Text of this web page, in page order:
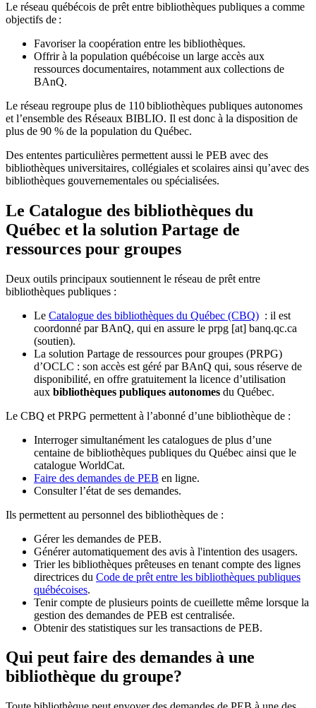
Le réseau québécois de prêt entre bibliothèques publiques a comme
objectifs de :
Favoriser la coopération entre les bibliothèques.
Offrir à la population québécoise un large accès aux
ressources documentaires, notamment aux collections de
BAnQ.
Le réseau regroupe plus de 110bibliothèques publiques autonomes
et l’ensemble des Réseaux BIBLIO. Il est donc à la disposition de
plus de 90 % de la population du Québec.
Des ententes particulières permettent aussi le PEB avec des
bibliothèques universitaires, collégiales et scolaires ainsi qu’avec des
bibliothèques gouvernementales ou spécialisées.
Le Catalogue des bibliothèques du
Québec et la solution Partage de
ressources pour groupes
Deux outils principaux soutiennent le réseau de prêt entre
bibliothèques publiques :
Le Catalogue des bibliothèques du Québec (CBQ) : il est
coordonné par BAnQ, qui en assure le prpg [at] banq.qc.ca
(soutien).
La solution Partage de ressources pour groupes (PRPG)
d’OCLC : son accès est géré par BAnQ qui, sous réserve de
disponibilité, en offre gratuitement la licence d’utilisation
aux bibliothèques publiques autonomes du Québec.
Le CBQ et PRPG permettent à l’abonné d’une bibliothèque de :
Interroger simultanément les catalogues de plus d’une
centaine de bibliothèques publiques du Québec ainsi que le
catalogue WorldCat.
Faire des demandes de PEB en ligne.
Consulter l’état de ses demandes.
Ils permettent au personnel des bibliothèques de :
Gérer les demandes de PEB.
Générer automatiquement des avis à l'intention des usagers.
Trier les bibliothèques prêteuses en tenant compte des lignes
directrices du Code de prêt entre les bibliothèques publiques
québécoises.
Tenir compte de plusieurs points de cueillette même lorsque la
gestion des demandes de PEB est centralisée.
Obtenir des statistiques sur les transactions de PEB.
Qui peut faire des demandes à une
bibliothèque du groupe?